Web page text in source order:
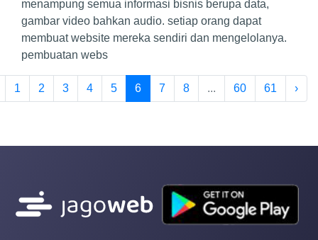
menampung semua informasi bisnis berupa data,
gambar video bahkan audio. setiap orang dapat
membuat website mereka sendiri dan mengelolanya.
pembuatan webs
1 2 3 4 5 6 7 8 ... 60 61 ›